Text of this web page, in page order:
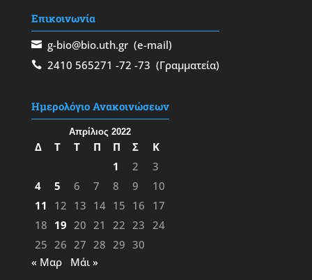
Επικοινωνία
g-bio@bio.uth.gr(e-mail)
2410 565271 -72 -73 (Γραμματεία)
Ημερολόγιο Ανακοινώσεων
Απρίλιος 2022
Δ Τ Τ Π Π Σ
Κ
1
2
3
4
5 6 7 8 9
10
11
12 13 14 15 16
17
18 19 20 21 22 23 24
25 26 27 28 29 30
« Μαρ
Μάι »